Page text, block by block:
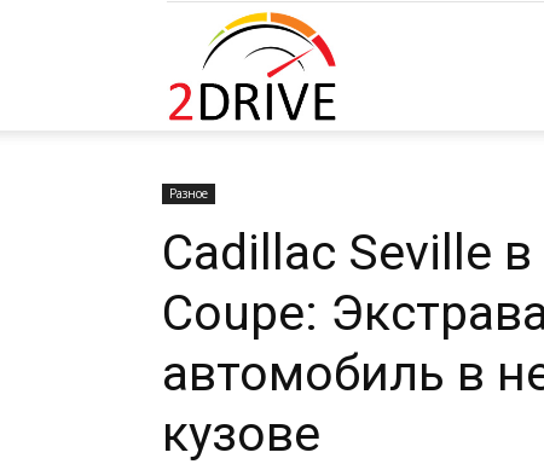
Разное
Cadillac Seville
Coupe:
автомобиль в
кузове